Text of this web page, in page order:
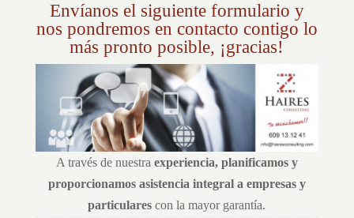
Envíanos el siguiente formulario y
nos pondremos en contacto contigo lo
más pronto posible, ¡gracias!
A través de nuestra experiencia, planificamos y
proporcionamos asistencia integral a empresas y
particulares con la mayor garantía.